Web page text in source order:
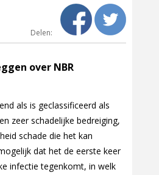
Delen:
over NBR
als is geclassificeerd als
zeer schadelijke bedreiging,
schade die het kan
dat het de eerste keer
infectie tegenkomt, in welk